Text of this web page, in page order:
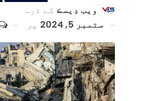
ويب ڊيسڪ کے ذریعہ
ستمبر 5, 2024
پر